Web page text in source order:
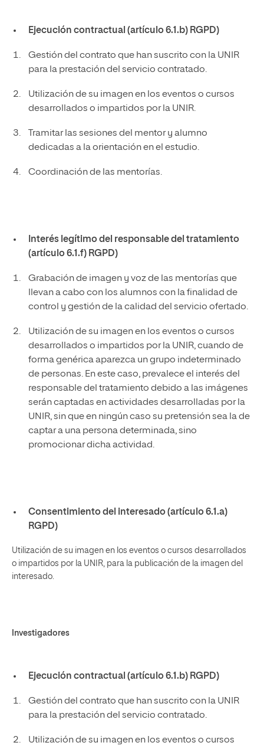
Ejecución contractual (artículo 6.1.b) RGPD)
Gestión del contrato que han suscrito con la UNIR
para la prestación del servicio contratado.
Utilización de su imagen en los eventos o cursos
desarrollados o impartidos por la UNIR.
Tramitar las sesiones del mentor y alumno
dedicadas a la orientación en el estudio.
Coordinación de las mentorías.
Interés legítimo del responsable del tratamiento
(artículo 6.1.f) RGPD)
Grabación de imagen y voz de las mentorías que
llevan a cabo con los alumnos con la finalidad de
control y gestión de la calidad del servicio ofertado.
Utilización de su imagen en los eventos o cursos
desarrollados o impartidos por la UNIR, cuando de
forma genérica aparezca un grupo indeterminado
de personas. En este caso, prevalece el interés del
responsable del tratamiento debido a las imágenes
serán captadas en actividades desarrolladas por la
UNIR, sin que en ningún caso su pretensión sea la de
captar a una persona determinada, sino
promocionar dicha actividad.
Consentimiento del interesado (artículo 6.1.a)
RGPD)
Utilización de su imagen en los eventos o cursos desarrollados
o impartidos por la UNIR, para la publicación de la imagen del
interesado.
Investigadores
Ejecución contractual (artículo 6.1.b) RGPD)
Gestión del contrato que han suscrito con la UNIR
para la prestación del servicio contratado.
Utilización de su imagen en los eventos o cursos